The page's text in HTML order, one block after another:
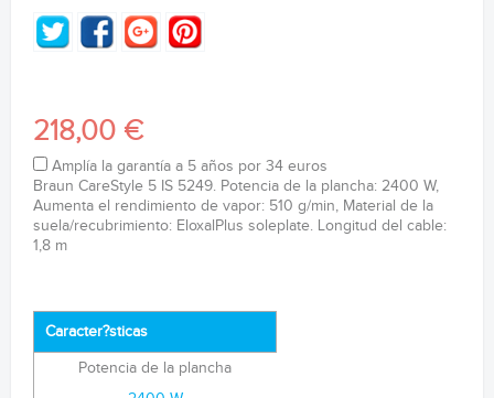
218,00 €
Amplía la garantía a 5 años por 34 euros
Braun CareStyle 5 IS 5249. Potencia de la plancha: 2400 W,
Aumenta el rendimiento de vapor: 510 g/min, Material de la
suela/recubrimiento: EloxalPlus soleplate. Longitud del cable:
1,8 m
Caracter?sticas
Potencia de la plancha